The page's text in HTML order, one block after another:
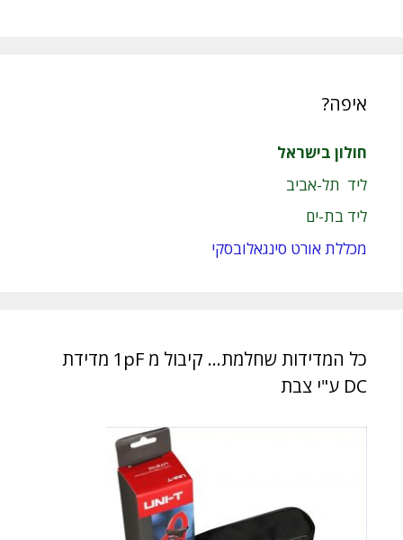
איפה?
חולון בישראל
ליד תל-אביב
ליד בת-ים
מכללת אורט סינגאלובסקי
כל המדידות שחלמת… קיבול מ 1pF מדידת
DC ע"י צבת